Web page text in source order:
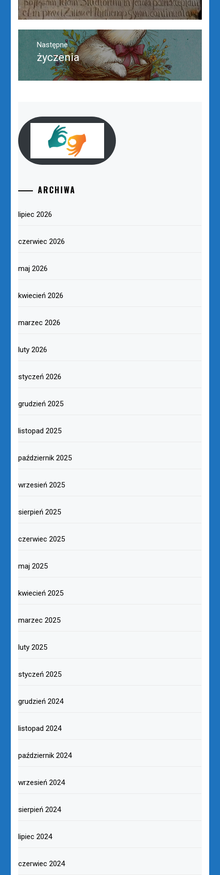
wpis:
Następne
Następny
post:
życzenia
ARCHIWA
lipiec 2026
czerwiec 2026
maj 2026
kwiecień 2026
marzec 2026
luty 2026
styczeń 2026
grudzień 2025
listopad 2025
październik 2025
wrzesień 2025
sierpień 2025
czerwiec 2025
maj 2025
kwiecień 2025
marzec 2025
luty 2025
styczeń 2025
grudzień 2024
listopad 2024
październik 2024
wrzesień 2024
sierpień 2024
lipiec 2024
czerwiec 2024